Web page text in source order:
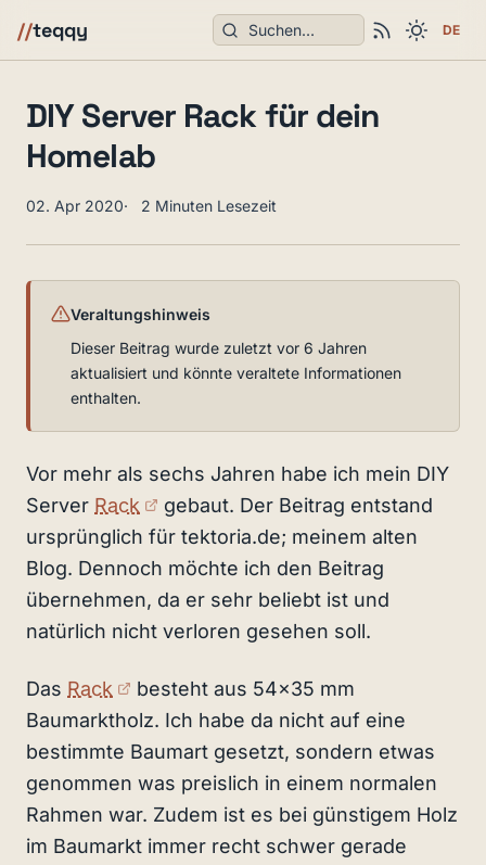
//teqqy Suchen DE
DIY Server Rack für dein
Homelab
02. Apr 2020 2 Minuten Lesezeit
Veraltungshinweis
Dieser Beitrag wurde zuletzt vor 6 Jahren
aktualisiert und könnte veraltete Informationen
enthalten.
Vor mehr als sechs Jahren habe ich mein DIY
Server Rack (externer Link)
gebaut. Der Beitrag entstand
ursprünglich für tektoria.de; meinem alten
Blog. Dennoch möchte ich den Beitrag
übernehmen, da er sehr beliebt ist und
natürlich nicht verloren gesehen soll.
Das Rack (externer Link)
besteht aus 54×35 mm
Baumarktholz. Ich habe da nicht auf eine
bestimmte Baumart gesetzt, sondern etwas
genommen was preislich in einem normalen
Rahmen war. Zudem ist es bei günstigem Holz
im Baumarkt immer recht schwer gerade